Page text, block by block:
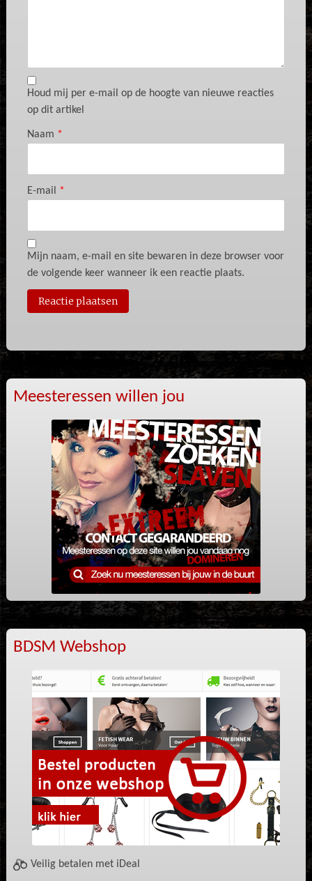
Houd mij per e-mail op de hoogte van nieuwe reacties
op dit artikel
Naam *
E-mail *
Mijn naam, e-mail en site bewaren in deze browser voor
de volgende keer wanneer ik een reactie plaats.
Meesteressen willen jou
BDSM Webshop
Veilig betalen met iDeal